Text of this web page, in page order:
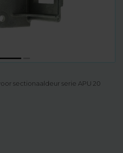
sectionaaldeur serie APU 20